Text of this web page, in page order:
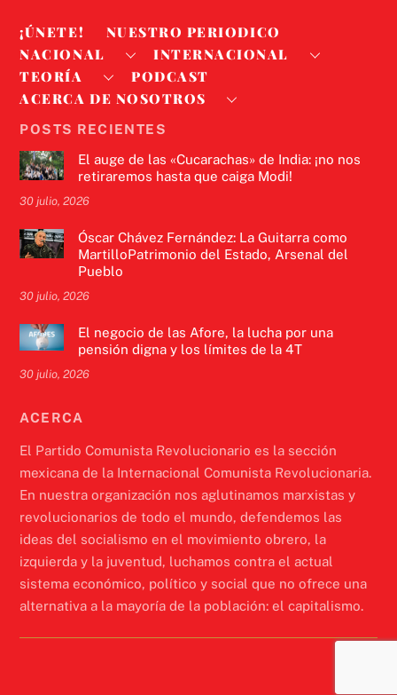
¡ÚNETE!
NUESTRO PERIODICO
NACIONAL
INTERNACIONAL
TEORÍA
PODCAST
ACERCA DE NOSOTROS
POSTS RECIENTES
El auge de las «Cucarachas» de India: ¡no nos
retiraremos hasta que caiga Modi!
30 julio, 2026
Óscar Chávez Fernández: La Guitarra como
MartilloPatrimonio del Estado, Arsenal del
Pueblo
30 julio, 2026
El negocio de las Afore, la lucha por una
pensión digna y los límites de la 4T
30 julio, 2026
ACERCA
El Partido Comunista Revolucionario es la sección
mexicana de la Internacional Comunista Revolucionaria.
En nuestra organización nos aglutinamos marxistas y
revolucionarios de todo el mundo, defendemos las
ideas del socialismo en el movimiento obrero, la
izquierda y la juventud, luchamos contra el actual
sistema económico, político y social que no ofrece una
alternativa a la mayoría de la población: el capitalismo.